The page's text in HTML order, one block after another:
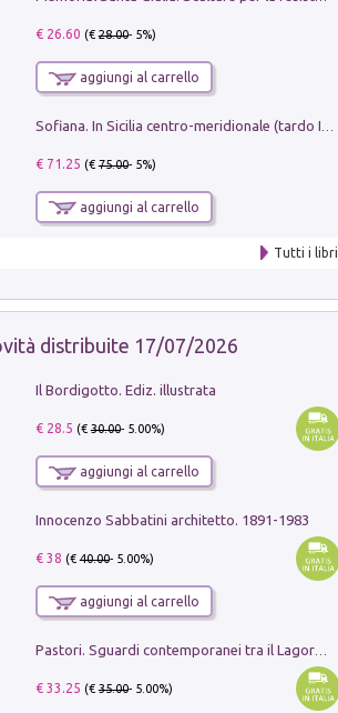
€ 26.60 (€28.00- 5%)
aggiungi al carrello
€ 71.25 (€75.00- 5%)
aggiungi al carrello
Tutti i libri
distribuite 17/07/2026
Il Bordigotto. Ediz. illustrata
€ 28.5 (€30.00- 5.00%)
aggiungi al carrello
Innocenzo Sabbatini architetto. 1891-1983
€ 38 (€40.00- 5.00%)
aggiungi al carrello
Pastori. Sguardi contemporanei tra il Lagorai e la pianura. Ediz. illustrata
€ 33.25 (€35.00- 5.00%)